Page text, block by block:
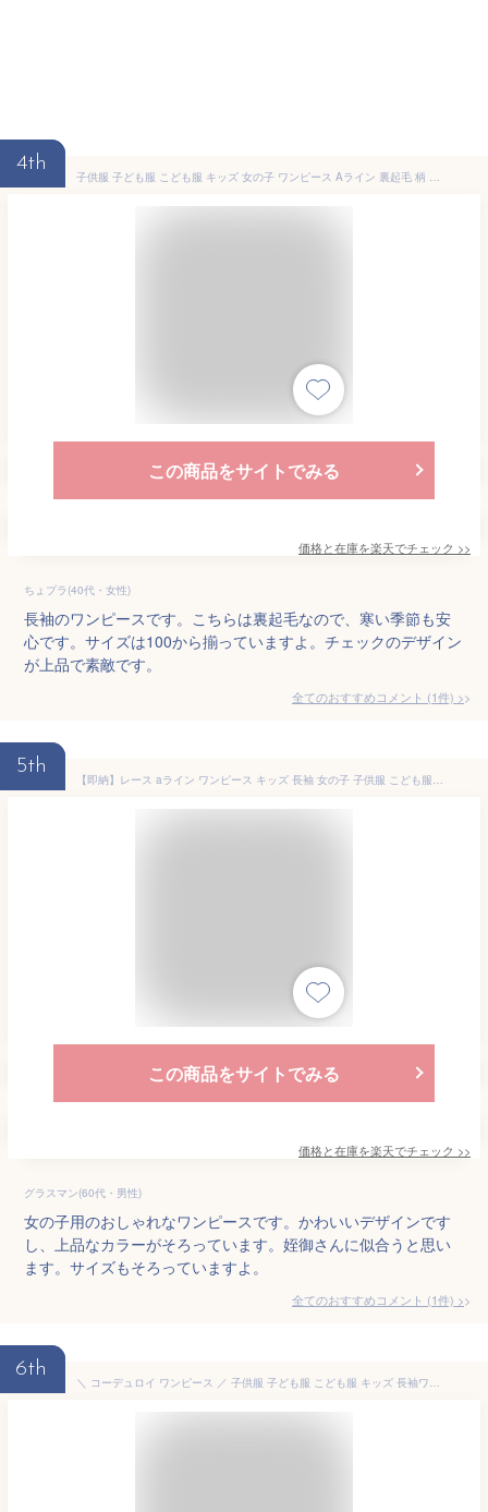
4th
子供服 子ども服 こども服 キッズ 女の子 ワンピース Aライン 裏起毛 柄 ストレッチ 長袖 ポケット 秋 冬 100 110 120 130 140 150 ◇裏起毛ワンピース◇
この商品をサイトでみる
価格と在庫を楽天でチェック >>
ちょプラ(40代・女性)
長袖のワンピースです。こちらは裏起毛なので、寒い季節も安
心です。サイズは100から揃っていますよ。チェックのデザイン
が上品で素敵です。
全てのおすすめコメント (1件) >
5th
【即納】レース aライン ワンピース キッズ 長袖 女の子 子供服 こども服 子ども服 フォーマル ドレス 無地 プチプラ 秋 冬 春 100cm 110cm 120cm 130cm 140cm 通園 通学 プレゼント ピンク ラベンダー グリーン パープル ブラック
この商品をサイトでみる
価格と在庫を楽天でチェック >>
グラスマン(60代・男性)
女の子用のおしゃれなワンピースです。かわいいデザインです
し、上品なカラーがそろっています。姪御さんに似合うと思い
ます。サイズもそろっていますよ。
全てのおすすめコメント (1件) >
6th
＼ コーデュロイ ワンピース ／ 子供服 子ども服 こども服 キッズ 長袖ワンピース 長袖 ワンピース ワンピ 女の子 130cm 140cm 150cm 160cm ever closet エバクロ シンプル 大人っぽい